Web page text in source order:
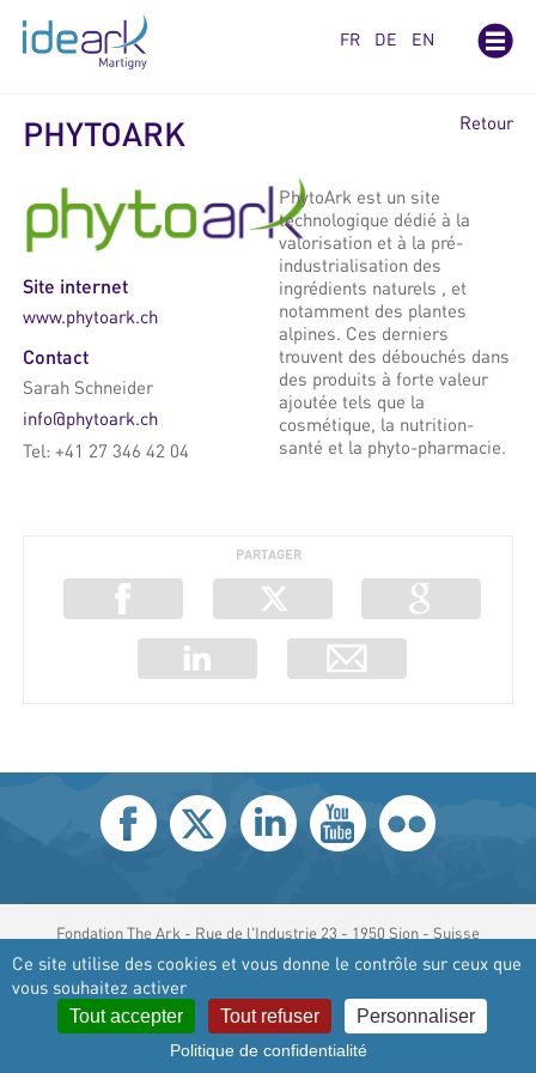
FR DE EN
Retour
PHYTOARK
Site internet
www.phytoark.ch
Contact
Sarah Schneider
info@phytoark.ch
Tel: +41 27 346 42 04
PhytoArk est un site
technologique dédié à la
valorisation et à la pré-
industrialisation des
ingrédients naturels , et
notamment des plantes
alpines. Ces derniers
trouvent des débouchés dans
des produits à forte valeur
ajoutée tels que la
cosmétique, la nutrition-
santé et la phyto-pharmacie.
PARTAGER
Fondation The Ark - Rue de l'Industrie 23 - 1950 Sion - Suisse
© copyright 2026 Fondation The Ark - created byiomedia
Ce site utilise des cookies et vous donne le contrôle sur ceux que
vous souhaitez activer
Tout accepter Tout refuser Personnaliser
Politique de confidentialité